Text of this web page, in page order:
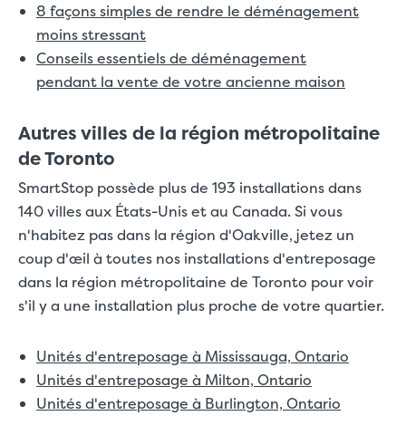
8 façons simples de rendre le déménagement
moins stressant
Conseils essentiels de déménagement
pendant la vente de votre ancienne maison
Autres villes de la région métropolitaine
de Toronto
SmartStop possède plus de 193 installations dans
140 villes aux États-Unis et au Canada. Si vous
n'habitez pas dans la région d'Oakville, jetez un
coup d'œil à toutes nos installations d'entreposage
dans la région métropolitaine de Toronto pour voir
s'il y a une installation plus proche de votre quartier.
Unités d'entreposage à Mississauga, Ontario
Unités d'entreposage à Milton, Ontario
Unités d'entreposage à Burlington, Ontario